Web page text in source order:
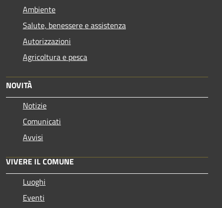
Ambiente
Salute, benessere e assistenza
Autorizzazioni
Agricoltura e pesca
NOVITÀ
Notizie
Comunicati
Avvisi
VIVERE IL COMUNE
Luoghi
Eventi